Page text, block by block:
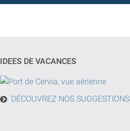
IDEES DE VACANCES
DÉCOUVREZ NOS SUGGESTIONS